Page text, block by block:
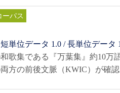
ーパス
単位データ 1.0 / 長単位データ
歌集である『万葉集』約10万
方の前後文脈（KWIC）が確